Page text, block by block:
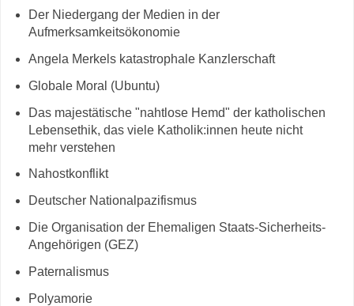
Der Niedergang der Medien in der
Aufmerksamkeitsökonomie
Angela Merkels katastrophale Kanzlerschaft
Globale Moral (Ubuntu)
Das majestätische "nahtlose Hemd" der katholischen
Lebensethik, das viele Katholik:innen heute nicht
mehr verstehen
Nahostkonflikt
Deutscher Nationalpazifismus
Die Organisation der Ehemaligen Staats-Sicherheits-
Angehörigen (GEZ)
Paternalismus
Polyamorie